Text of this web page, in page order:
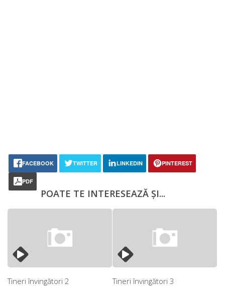
FACEBOOK TWITTER LINKEDIN PINTEREST
PDF
POATE TE INTERESEAZĂ ȘI...
Tineri învingători 2 Tineri învingători 3